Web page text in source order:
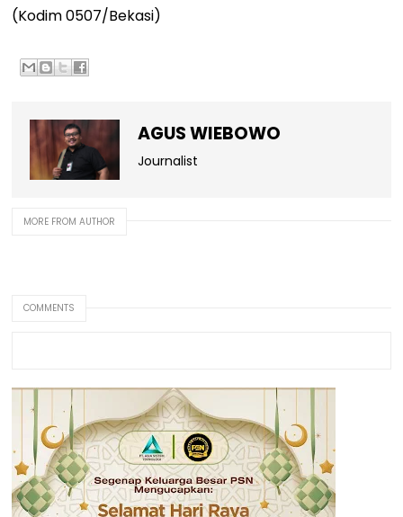
(Kodim 0507/Bekasi)
AGUS WIEBOWO
Journalist
MORE FROM AUTHOR
COMMENTS